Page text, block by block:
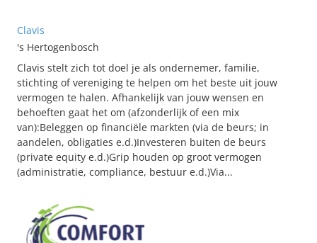
Clavis
's Hertogenbosch
Clavis stelt zich tot doel je als ondernemer, familie,
stichting of vereniging te helpen om het beste uit jouw
vermogen te halen. Afhankelijk van jouw wensen en
behoeften gaat het om (afzonderlijk of een mix
van):Beleggen op financiële markten (via de beurs; in
aandelen, obligaties e.d.)Investeren buiten de beurs
(private equity e.d.)Grip houden op groot vermogen
(administratie, compliance, bestuur e.d.)Via...